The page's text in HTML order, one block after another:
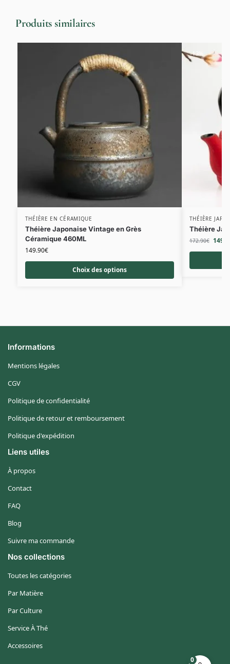
Produits similaires
THÉIÈRE EN CÉRAMIQUE
Théière Japonaise Vintage en Grès
Céramique 460ML
149.90€
Choix des options
-13%
THÉIÈRE
Théière
172.90€
0
Informations
Mentions légales
CGV
Politique de confidentialité
Politique de retour et remboursement
Politique d'expédition
Liens utiles
À propos
Contact
FAQ
Blog
Suivre ma commande
Nos collections
Toutes les catégories
Par Matière
Par Culture
Service À Thé
Accessoires